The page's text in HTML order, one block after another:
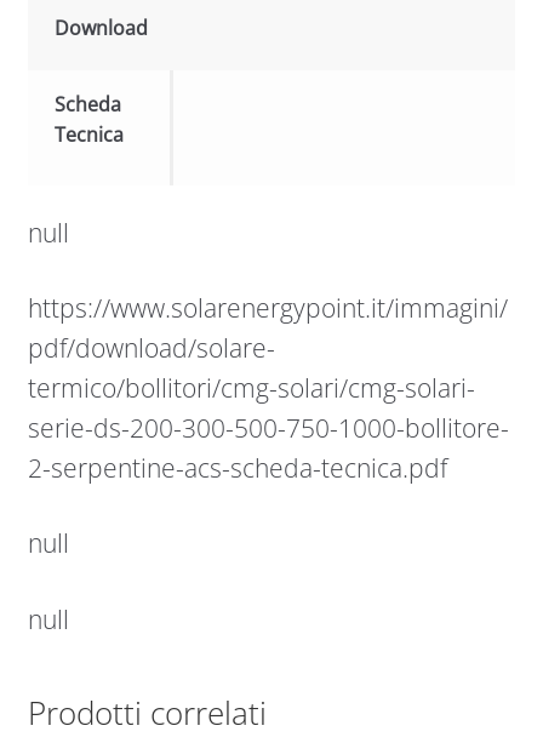
Download
Scheda
Tecnica
null
https://www.solarenergypoint.it/immagini/
pdf/download/solare-
termico/bollitori/cmg-solari/cmg-solari-
serie-ds-200-300-500-750-1000-bollitore-
2-serpentine-acs-scheda-tecnica.pdf
null
null
Prodotti correlati